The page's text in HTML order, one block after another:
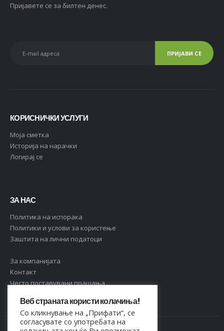
Пријавете се за билтен денес.
КОРИСНИЧКИ УСЛУГИ
Moja сметка
Историја на нарачки
Логирај се
ЗА НАС
Политика на испорака
Политики и услови за користење
Заштита на лични податоци
За компанијата
Контакт
Често поставувани прашања
Веб страната користи колачиња!
Со кликнување на „Прифати“, се
согласувате со употребата на